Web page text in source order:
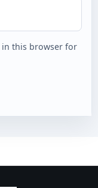
in this browser for